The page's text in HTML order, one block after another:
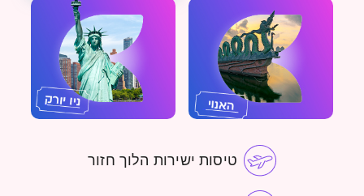
טיסות ישירות הלוך חזור